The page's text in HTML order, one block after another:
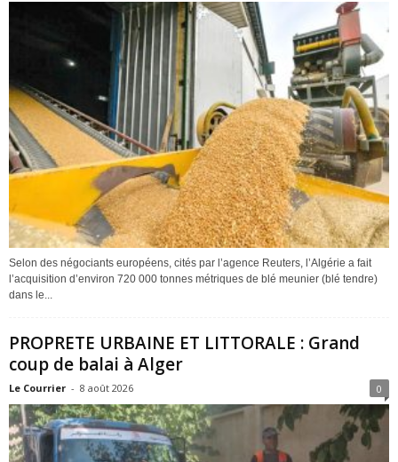
Selon des négociants européens, cités par l’agence Reuters, l’Algérie a fait
l’acquisition d’environ 720 000 tonnes métriques de blé meunier (blé tendre)
dans le...
PROPRETE URBAINE ET LITTORALE : Grand
coup de balai à Alger
Le Courrier - 8 août 2026 0